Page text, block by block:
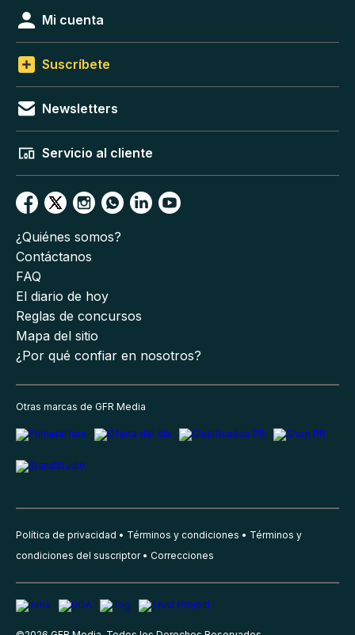
Mi cuenta
Suscríbete
Newsletters
Servicio al cliente
¿Quiénes somos?
Contáctanos
FAQ
El diario de hoy
Reglas de concursos
Mapa del sitio
¿Por qué confiar en nosotros?
Otras marcas de GFR Media
Política de privacidad Términos y condiciones
Términos y
condiciones del suscriptor
Correcciones